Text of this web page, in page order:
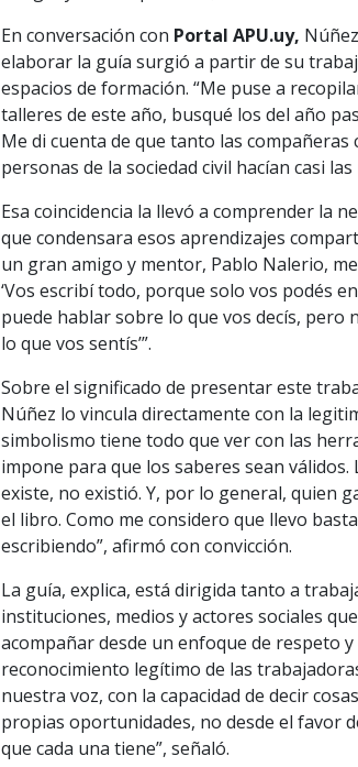
En conversación con Portal APU.uy,
elaborar la guía surgió a partir de su
espacios de formación. “Me puse a
talleres de este año, busqué los del año
Me di cuenta de que tanto las compañeras
personas de la sociedad civil hacían casi
Esa coincidencia la llevó a comprender la
que condensara esos aprendizajes
un gran amigo y mentor, Pablo Nalerio,
‘Vos escribí todo, porque solo vos podés
puede hablar sobre lo que vos decís, pero
lo que vos sentís’”.
Sobre el significado de presentar este
Núñez lo vincula directamente con la
simbolismo tiene todo que ver con las
impone para que los saberes sean
existe, no existió. Y, por lo general, quien
el libro. Como me considero que llevo
escribiendo”, afirmó con convicción.
La guía, explica, está dirigida tanto a
instituciones, medios y actores sociales
acompañar desde un enfoque de respeto y
reconocimiento legítimo de las
nuestra voz, con la capacidad de decir
propias oportunidades, no desde el favor
que cada una tiene”, señaló.